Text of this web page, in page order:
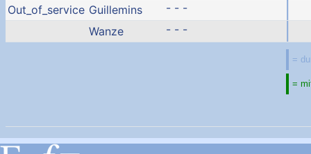
Out_of_service Guillemins
- - -
Wanze
- - -